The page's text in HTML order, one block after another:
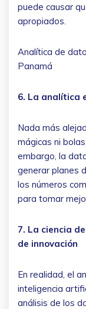
puede causar
apropiados.
Analítica de
Panamá
6. La analítica
Nada más
mágicas ni
embargo, la
generar planes
los números
para tomar
7. La ciencia
de innovación
En realidad, el
inteligencia
análisis de los